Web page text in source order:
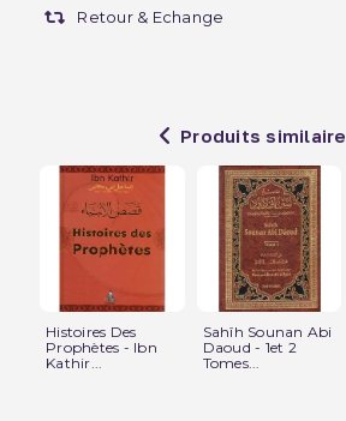
Retour & Echange
Produits
Histoires Des
Prophètes - Ibn
Kathir...
Sahîh Sounan Abi
Daoud - 1et 2
Tomes...